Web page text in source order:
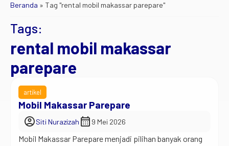
Beranda » Tag "rental mobil makassar parepare"
Tags:
rental mobil makassar
parepare
artikel
Mobil Makassar Parepare
account_circleSiti Nurazizah calendar_month 9 Mei 2026
Mobil Makassar Parepare menjadi pilihan banyak orang